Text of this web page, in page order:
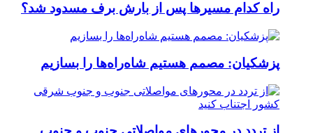
راه کدام مسیرها پس از بارش برف مسدود شد؟
پزشکیان: مصمم هستیم شاه‌راه‌ها را بسازیم